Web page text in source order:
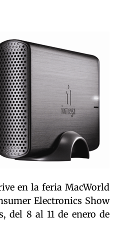
en la feria MacWorld
Electronics Show
del 8 al 11 de enero de